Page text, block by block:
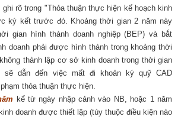
rõ trong "Thỏa thuận thực hiện kế hoạch kinh
ký kết trước đó. Khoảng thời gian 2 năm này
gian hình thành doanh nghiệp (BEP) và bắt
doanh phải được hình thành trong khoảng thời
thành lập cơ sở kinh doanh trong thời gian
sẽ dẫn đến việc mất đi khoản ký quỹ CAD
thỏa thuận thực hiện.
kể từ ngày nhập cảnh vào NB, hoặc 1 năm
doanh được thiết lập (tùy thuộc điều kiện nào